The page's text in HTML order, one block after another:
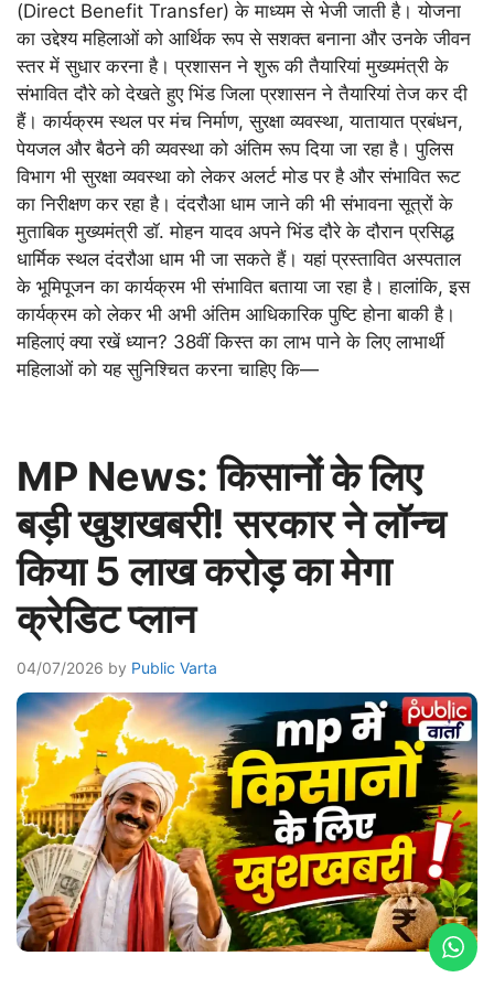
(Direct Benefit Transfer) के माध्यम से भेजी जाती है। योजना
का उद्देश्य महिलाओं को आर्थिक रूप से सशक्त बनाना और उनके जीवन
स्तर में सुधार करना है। प्रशासन ने शुरू की तैयारियां मुख्यमंत्री के
संभावित दौरे को देखते हुए भिंड जिला प्रशासन ने तैयारियां तेज कर दी
हैं। कार्यक्रम स्थल पर मंच निर्माण, सुरक्षा व्यवस्था, यातायात प्रबंधन,
पेयजल और बैठने की व्यवस्था को अंतिम रूप दिया जा रहा है। पुलिस
विभाग भी सुरक्षा व्यवस्था को लेकर अलर्ट मोड पर है और संभावित रूट
का निरीक्षण कर रहा है। दंदरौआ धाम जाने की भी संभावना सूत्रों के
मुताबिक मुख्यमंत्री डॉ. मोहन यादव अपने भिंड दौरे के दौरान प्रसिद्ध
धार्मिक स्थल दंदरौआ धाम भी जा सकते हैं। यहां प्रस्तावित अस्पताल
के भूमिपूजन का कार्यक्रम भी संभावित बताया जा रहा है। हालांकि, इस
कार्यक्रम को लेकर भी अभी अंतिम आधिकारिक पुष्टि होना बाकी है।
महिलाएं क्या रखें ध्यान? 38वीं किस्त का लाभ पाने के लिए लाभार्थी
महिलाओं को यह सुनिश्चित करना चाहिए कि—
MP News: किसानों के लिए
बड़ी खुशखबरी! सरकार ने लॉन्च
किया 5 लाख करोड़ का मेगा
क्रेडिट प्लान
04/07/2026 by Public Varta